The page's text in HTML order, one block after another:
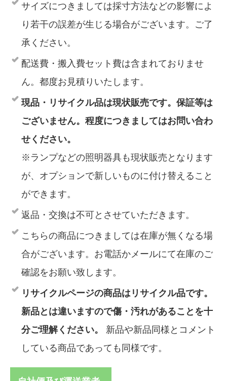
サイズにつきましては採寸方法などの影響によ
り若干の誤差が生じる場合がございます。ご了
承ください。
配送費・搬入費セット費は含まれておりませ
ん。都度お見積りいたします。
現品・リサイクル品は現状販売です。保証等は
ございません。程度につきましてはお問い合わ
せください。
※ランプなどの照明器具も現状販売となります
が、オプションで新しいものに付け替えること
ができます。
返品・交換は不可とさせていただきます。
こちらの商品につきましては在庫が無くなる場
合がございます。お電話かメールにて在庫のご
確認をお願い致します。
リサイクルページの商品はリサイクル品です。
新品とは違いますので傷・汚れがあることを十
分ご理解ください。
新品や新品同様とコメント
している商品であっても同様です。